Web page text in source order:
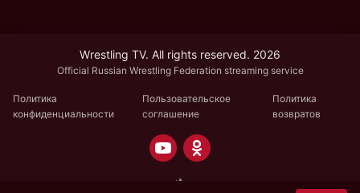
Wrestling TV. All rights reserved. 2026
Official Russian Wrestling Federation streaming service
Политика
конфиденциальности
Пользовательское
соглашение
Политика
возвратов